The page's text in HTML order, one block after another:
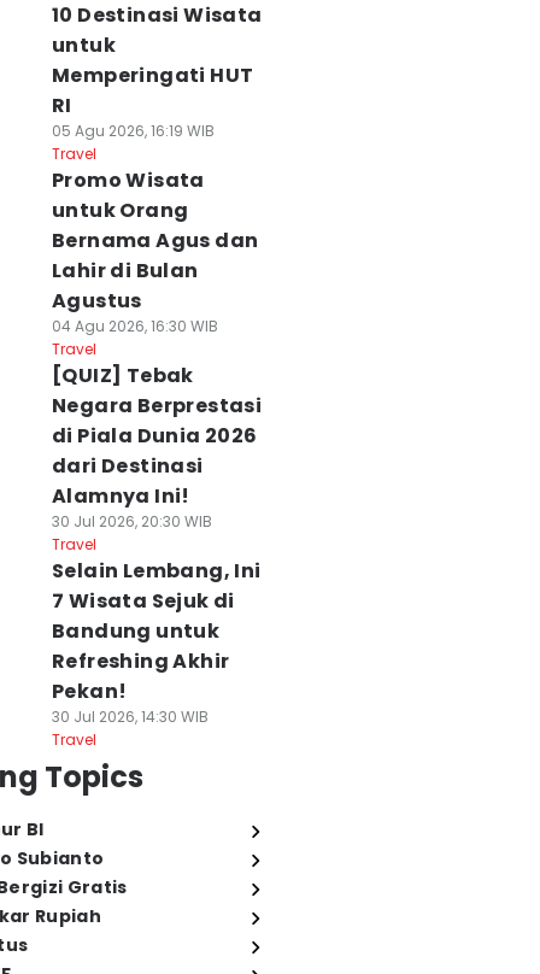
10 Destinasi Wisata
untuk
Memperingati HUT
RI
05 Agu 2026, 16:19 WIB
Travel
Promo Wisata
untuk Orang
Bernama Agus dan
Lahir di Bulan
Agustus
04 Agu 2026, 16:30 WIB
Travel
[QUIZ] Tebak
Negara Berprestasi
di Piala Dunia 2026
dari Destinasi
Alamnya Ini!
30 Jul 2026, 20:30 WIB
Travel
Selain Lembang, Ini
7 Wisata Sejuk di
Bandung untuk
Refreshing Akhir
Pekan!
30 Jul 2026, 14:30 WIB
Travel
Topics
BI
Subianto
Gratis
Rupiah